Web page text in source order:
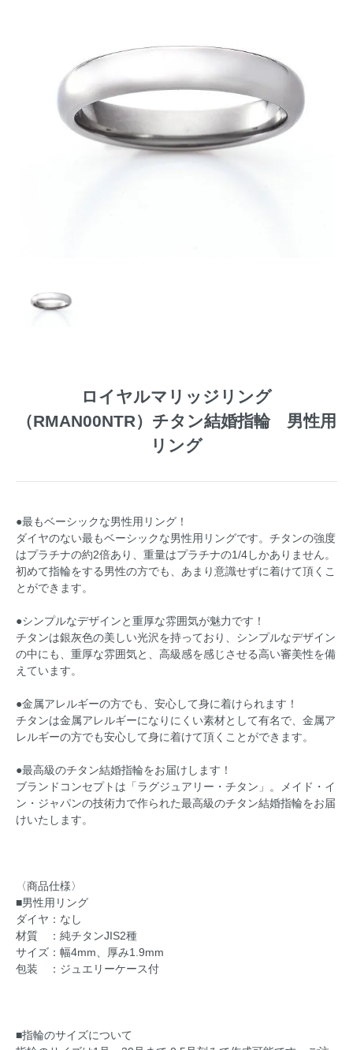
ロイヤルマリッジリング
（RMAN00NTR）チタン結婚指輪 男性用
リング
●最もベーシックな男性用リング！
ダイヤのない最もベーシックな男性用リングです。チタンの強度
はプラチナの約2倍あり、重量はプラチナの1/4しかありません。
初めて指輪をする男性の方でも、あまり意識せずに着けて頂くこ
とができます。
●シンプルなデザインと重厚な雰囲気が魅力です！
チタンは銀灰色の美しい光沢を持っており、シンプルなデザイン
の中にも、重厚な雰囲気と、高級感を感じさせる高い審美性を備
えています。
●金属アレルギーの方でも、安心して身に着けられます！
チタンは金属アレルギーになりにくい素材として有名で、金属ア
レルギーの方でも安心して身に着けて頂くことができます。
●最高級のチタン結婚指輪をお届けします！
ブランドコンセプトは「ラグジュアリー・チタン」。メイド・イ
ン・ジャパンの技術力で作られた最高級のチタン結婚指輪をお届
けいたします。
〈商品仕様〉
■男性用リング
ダイヤ：なし
材質 ：純チタンJIS2種
サイズ：幅4mm、厚み1.9mm
包装 ：ジュエリーケース付
■指輪のサイズについて